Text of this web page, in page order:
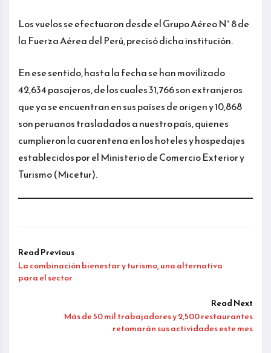
Los vuelos se efectuaron desde el Grupo Aéreo N° 8 de
la Fuerza Aérea del Perú, precisó dicha institución.
En ese sentido, hasta la fecha se han movilizado
42,634 pasajeros, de los cuales 31,766 son extranjeros
que ya se encuentran en sus países de origen y 10,868
son peruanos trasladados a nuestro país, quienes
cumplieron la cuarentena en los hoteles y hospedajes
establecidos por el Ministerio de Comercio Exterior y
Turismo (Micetur).
Read Previous
La combinación bienestar y turismo, una alternativa
para el sector
Read Next
Más de 50 mil trabajadores y 2,500 restaurantes
retomarán sus actividades este mes